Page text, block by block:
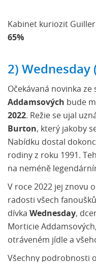
Kabinet kuriozit
65%
2) Wednesday
Očekávaná novinka ze
Addamsových bude
2022. Režie se ujal
Burton, který jakoby
Nabídku dostal
rodiny z roku 1991.
na neméně
V roce 2022 jej znovu
radosti všech
dívka Wednesday,
Morticie
otráveném jídle a
Všechny podrobnosti